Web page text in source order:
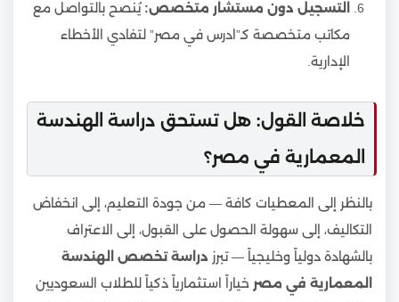
التسجيل دون مستشار متخصص: يُنصح بالتواصل مع
مكاتب متخصصة كـ”ادرس في مصر” لتفادي الأخطاء
الإدارية.
خلاصة القول: هل تستحق دراسة الهندسة
المعمارية في مصر؟
بالنظر إلى المعطيات كافة — من جودة التعليم، إلى انخفاض
التكاليف، إلى سهولة الحصول على القبول، إلى الاعتراف
بالشهادة دولياً وخليجياً — تبرز دراسة تخصص الهندسة
المعمارية في مصر خياراً استثمارياً ذكياً للطلاب السعوديين